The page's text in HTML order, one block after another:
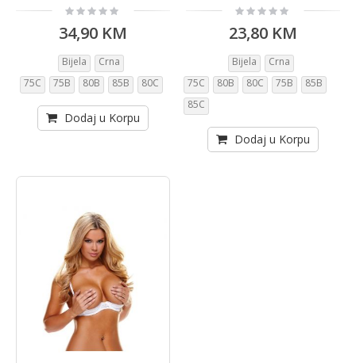
Rating:
0%
34,90 KM
Bijela
Crna
75C
75B 80B 85B 80C
Dodaj u Korpu
Rating:
0%
23,80 KM
Bijela
Crna
75C
80B 80C 75B
85B
85C
Dodaj u Korpu